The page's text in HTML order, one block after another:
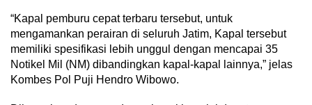
“Kapal pemburu cepat terbaru tersebut, untuk
mengamankan perairan di seluruh Jatim, Kapal tersebut
memiliki spesifikasi lebih unggul dengan mencapai 35
Notikel Mil (NM) dibandingkan kapal-kapal lainnya,” jelas
Kombes Pol Puji Hendro Wibowo.